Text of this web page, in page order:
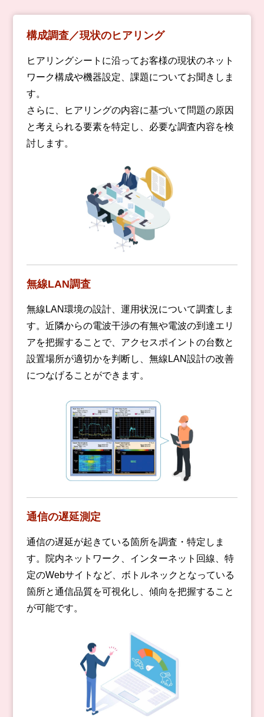
構成調査／現状のヒアリング
ヒアリングシートに沿ってお客様の現状のネット
ワーク構成や機器設定、課題についてお聞きしま
す。
さらに、ヒアリングの内容に基づいて問題の原因
と考えられる要素を特定し、必要な調査内容を検
討します。
無線LAN調査
無線LAN環境の設計、運用状況について調査しま
す。近隣からの電波干渉の有無や電波の到達エリ
アを把握することで、アクセスポイントの台数と
設置場所が適切かを判断し、無線LAN設計の改善
につなげることができます。
通信の遅延測定
通信の遅延が起きている箇所を調査・特定しま
す。院内ネットワーク、インターネット回線、特
定のWebサイトなど、ボトルネックとなっている
箇所と通信品質を可視化し、傾向を把握すること
が可能です。